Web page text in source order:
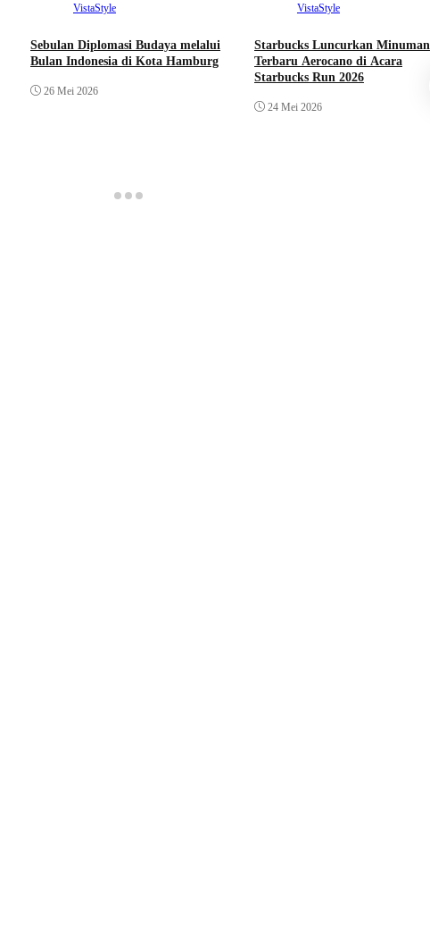
VistaStyle
Sebulan Diplomasi Budaya melalui
Bulan Indonesia di Kota Hamburg
26 Mei 2026
VistaStyle
Starbucks Luncurkan Minuman
Terbaru Aerocano di Acara
Starbucks Run 2026
24 Mei 2026